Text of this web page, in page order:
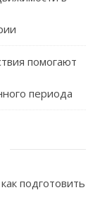
помогают
периода
подготовить